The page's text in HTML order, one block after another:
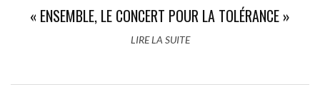
« ENSEMBLE, LE CONCERT POUR LA TOLÉRANCE »
LIRE LA SUITE